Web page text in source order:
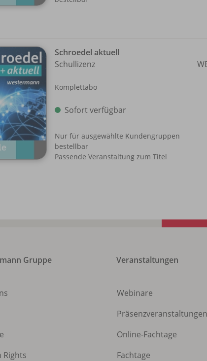
Schroedel aktuell
Schullizenz
Komplettabo
Sofort verfügbar
Nur für ausgewählte Kundengruppen
bestellbar
Passende Veranstaltung zum Titel
Gruppe
Rights
Veranstaltungen
Webinare
Präsenzveranstaltungen
Online-Fachtage
Fachtage